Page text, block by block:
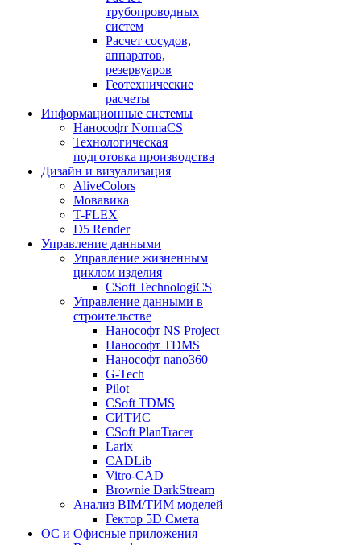
трубопроводных
систем
Расчет сосудов,
аппаратов,
резервуаров
Геотехнические
расчеты
Информационные системы
Нанософт NormaCS
Технологическая
подготовка производства
Дизайн и визуализация
AliveColors
Мовавика
T-FLEX
D5 Render
Управление данными
Управление жизненным
циклом изделия
CSoft TechnologiCS
Управление данными в
строительстве
Нанософт NS Project
Нанософт TDMS
Нанософт nano360
G-Tech
Pilot
CSoft TDMS
СИТИС
CSoft PlanTracer
Larix
CADLib
Vitro-CAD
Brownie DarkStream
Анализ BIM/ТИМ моделей
Гектор 5D Смета
ОС и Офисные приложения